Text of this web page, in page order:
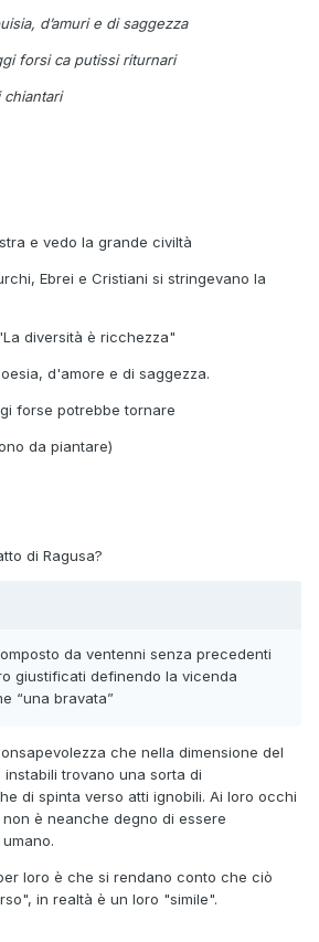
d’amuri e di saggezza
forsi ca putissi riturnari
chiantari
e vedo la grande civiltà
Ebrei e Cristiani si stringevano la
diversità è ricchezza"
d'amore e di saggezza.
forse potrebbe tornare
da piantare)
di Ragusa?
da ventenni senza precedenti
giustificati definendo la vicenda
“una bravata”
che nella dimensione del
trovano una sorta di
di spinta verso atti ignobili. Ai loro occhi
è neanche degno di essere
loro è che si rendano conto che ciò
in realtà è un loro "simile".